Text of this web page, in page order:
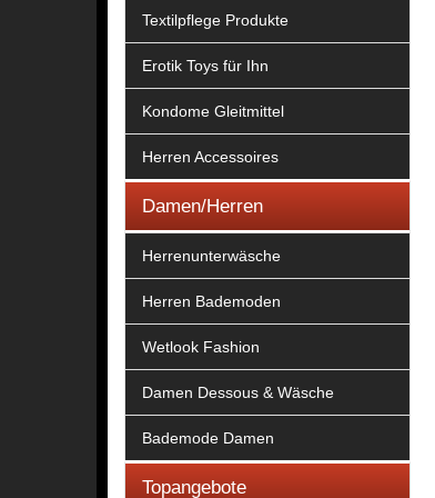
Textilpflege Produkte
Erotik Toys für Ihn
Kondome Gleitmittel
Herren Accessoires
Damen/Herren
Herrenunterwäsche
Herren Bademoden
Wetlook Fashion
Damen Dessous & Wäsche
Bademode Damen
Topangebote